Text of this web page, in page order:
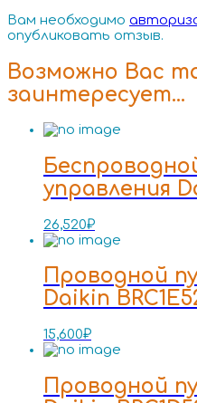
Вам необходимо
опубликовать отзыв.
Возможно Вас
заинтересует…
управления
26,520₽
Проводной
Daikin
15,600₽
Проводной